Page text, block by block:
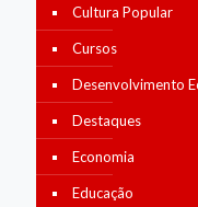
Cultura Popular
Cursos
Desenvolvimento
Destaques
Economia
Educação